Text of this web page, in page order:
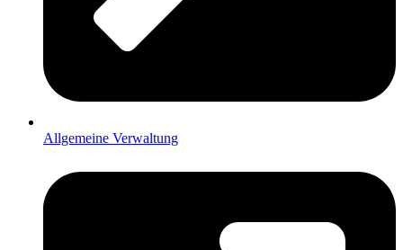
Allgemeine Verwaltung